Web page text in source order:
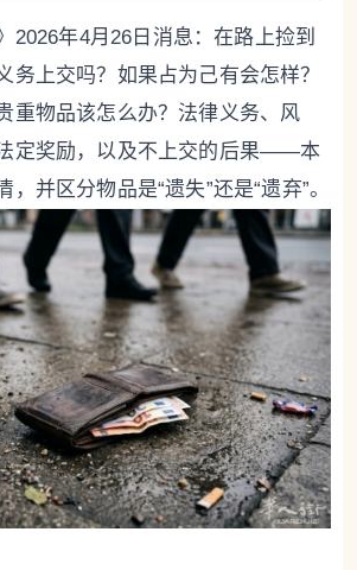
2026年4月26日消息：在路上捡到
务上交吗？如果占为己有会怎样？
重物品该怎么办？法律义务、风
定奖励，以及不上交的后果——本
并区分物品是“遗失”还是“遗弃”。